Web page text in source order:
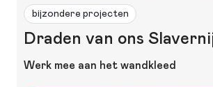
bijzondere projecten
Draden van ons
Werk mee aan het wandkleed